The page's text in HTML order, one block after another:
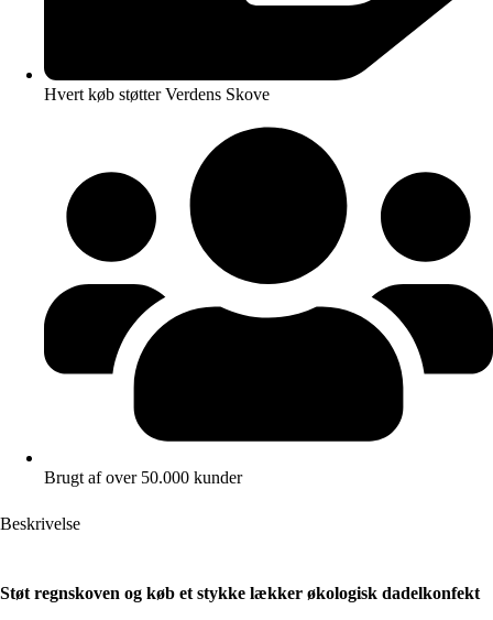
Hvert køb støtter Verdens Skove
Brugt af over 50.000 kunder
Beskrivelse
Støt regnskoven og køb et stykke lækker økologisk dadelkonfekt